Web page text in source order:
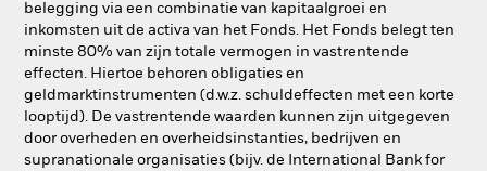
belegging via een combinatie van kapitaalgroei en
inkomsten uit de activa van het Fonds. Het Fonds belegt ten
minste 80% van zijn totale vermogen in vastrentende
effecten. Hiertoe behoren obligaties en
geldmarktinstrumenten (d.w.z. schuldeffecten met een korte
looptijd). De vastrentende waarden kunnen zijn uitgegeven
door overheden en overheidsinstanties, bedrijven en
supranationale organisaties (bijv. de International Bank for